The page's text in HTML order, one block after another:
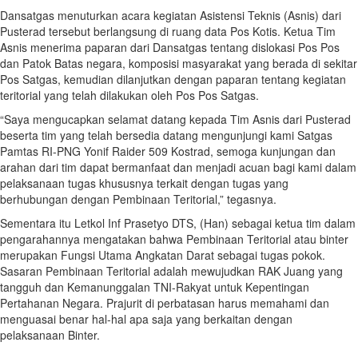
Dansatgas menuturkan acara kegiatan Asistensi Teknis (Asnis) dari
Pusterad tersebut berlangsung di ruang data Pos Kotis. Ketua Tim
Asnis menerima paparan dari Dansatgas tentang dislokasi Pos Pos
dan Patok Batas negara, komposisi masyarakat yang berada di sekitar
Pos Satgas, kemudian dilanjutkan dengan paparan tentang kegiatan
teritorial yang telah dilakukan oleh Pos Pos Satgas.
“Saya mengucapkan selamat datang kepada Tim Asnis dari Pusterad
beserta tim yang telah bersedia datang mengunjungi kami Satgas
Pamtas RI-PNG Yonif Raider 509 Kostrad, semoga kunjungan dan
arahan dari tim dapat bermanfaat dan menjadi acuan bagi kami dalam
pelaksanaan tugas khususnya terkait dengan tugas yang
berhubungan dengan Pembinaan Teritorial,” tegasnya.
Sementara itu Letkol Inf Prasetyo DTS, (Han) sebagai ketua tim dalam
pengarahannya mengatakan bahwa Pembinaan Teritorial atau binter
merupakan Fungsi Utama Angkatan Darat sebagai tugas pokok.
Sasaran Pembinaan Teritorial adalah mewujudkan RAK Juang yang
tangguh dan Kemanunggalan TNI-Rakyat untuk Kepentingan
Pertahanan Negara. Prajurit di perbatasan harus memahami dan
menguasai benar hal-hal apa saja yang berkaitan dengan
pelaksanaan Binter.